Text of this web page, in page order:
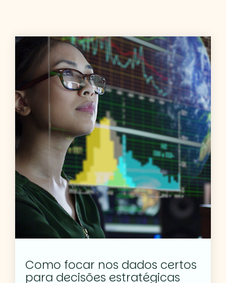
Como focar nos dados certos
para decisões estratégicas